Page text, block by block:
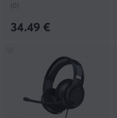
(0)
34.49 €